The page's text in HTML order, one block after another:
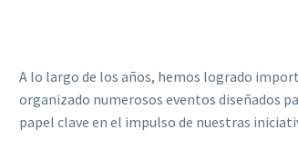
A lo largo de los años, hemos logrado
organizado numerosos eventos diseñados
papel clave en el impulso de nuestras